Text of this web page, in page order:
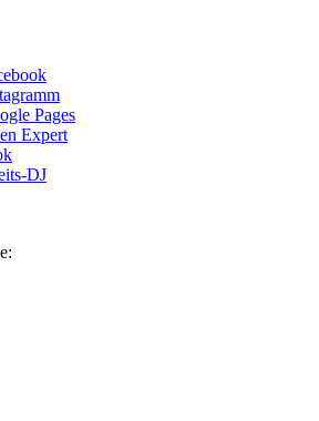
Pages
Expert
DJ